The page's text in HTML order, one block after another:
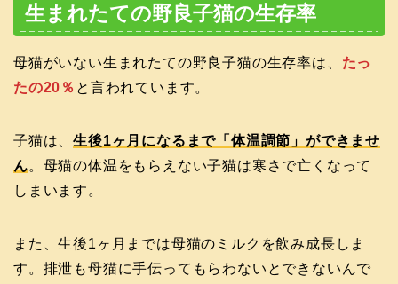
生まれたての野良子猫の生存率
母猫がいない生まれたての野良子猫の生存率は、 たっ
たの20％ と言われています。
子猫は、生後1ヶ月になるまで「体温調節」ができませ
ん。母猫の体温をもらえない子猫は寒さで亡くなって
しまいます。
また、生後1ヶ月までは母猫のミルクを飲み成長しま
す。排泄も母猫に手伝ってもらわないとできないんで